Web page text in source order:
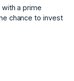
a prime
chance to invest